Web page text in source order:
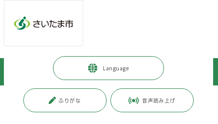
Language
ふりがな 音声読み上げ
健康・医療・福祉 > 食品・衛生 薬事衛生
かかりつけ薬局・薬剤師を持っていますか
更新日付：2024年1月26日 / ページ番号：C061824